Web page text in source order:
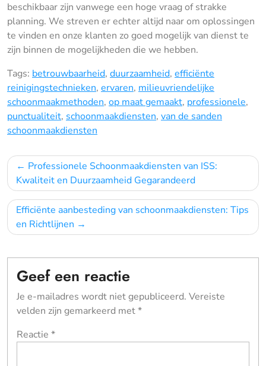
beschikbaar zijn vanwege een hoge vraag of strakke
planning. We streven er echter altijd naar om oplossingen
te vinden en onze klanten zo goed mogelijk van dienst te
zijn binnen de mogelijkheden die we hebben.
Tags: betrouwbaarheid, duurzaamheid, efficiënte
reinigingstechnieken, ervaren, milieuvriendelijke
schoonmaakmethoden, op maat gemaakt, professionele,
punctualiteit, schoonmaakdiensten, van de sanden
schoonmaakdiensten
Bericht
navigatie
Professionele Schoonmaakdiensten van ISS:
Kwaliteit en Duurzaamheid Gegarandeerd
Efficiënte aanbesteding van schoonmaakdiensten: Tips
en Richtlijnen
Geef een reactie
Je e-mailadres wordt niet gepubliceerd. Vereiste
velden zijn gemarkeerd met*
Reactie *